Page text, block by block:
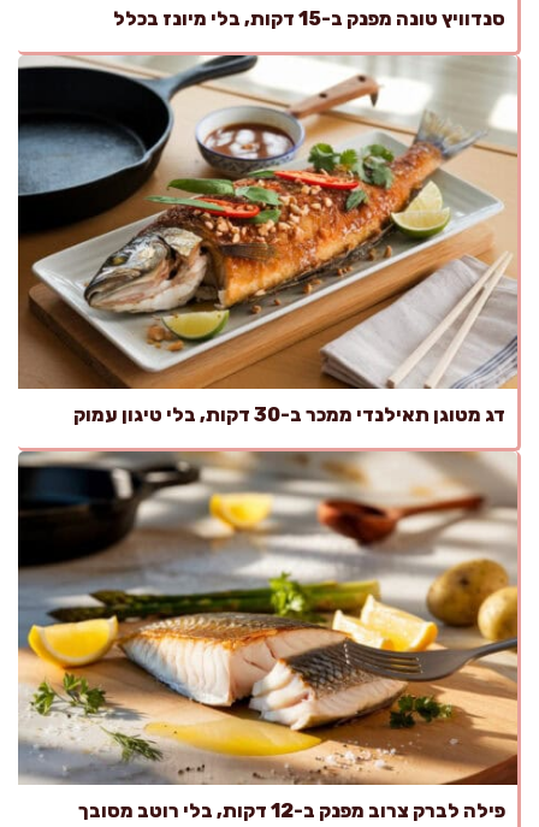
סנדוויץ טונה מפנק ב-15 דקות, בלי מיונז בכלל
דג מטוגן תאילנדי ממכר ב-30 דקות, בלי טיגון עמוק
פילה לברק צרוב מפנק ב-12 דקות, בלי רוטב מסובך